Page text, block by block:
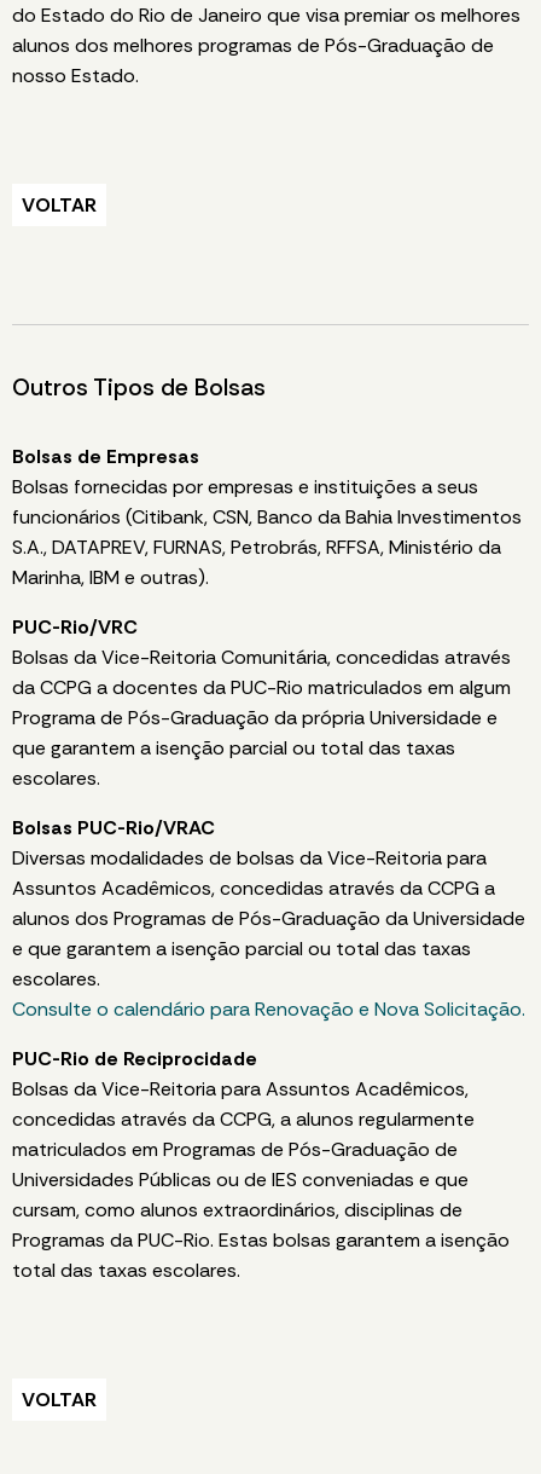
do Estado do Rio de Janeiro que visa premiar os melhores
alunos dos melhores programas de Pós-Graduação de
nosso Estado.
VOLTAR
Outros Tipos de Bolsas
Bolsas de Empresas
Bolsas fornecidas por empresas e instituições a seus
funcionários (Citibank, CSN, Banco da Bahia Investimentos
S.A., DATAPREV, FURNAS, Petrobrás, RFFSA, Ministério da
Marinha, IBM e outras).
PUC-Rio/VRC
Bolsas da Vice-Reitoria Comunitária, concedidas através
da CCPG a docentes da PUC-Rio matriculados em algum
Programa de Pós-Graduação da própria Universidade e
que garantem a isenção parcial ou total das taxas
escolares.
Bolsas PUC-Rio/VRAC
Diversas modalidades de bolsas da Vice-Reitoria para
Assuntos Acadêmicos, concedidas através da CCPG a
alunos dos Programas de Pós-Graduação da Universidade
e que garantem a isenção parcial ou total das taxas
escolares.
Consulte o calendário para Renovação e Nova Solicitação.
PUC-Rio de Reciprocidade
Bolsas da Vice-Reitoria para Assuntos Acadêmicos,
concedidas através da CCPG, a alunos regularmente
matriculados em Programas de Pós-Graduação de
Universidades Públicas ou de IES conveniadas e que
cursam, como alunos extraordinários, disciplinas de
Programas da PUC-Rio. Estas bolsas garantem a isenção
total das taxas escolares.
VOLTAR